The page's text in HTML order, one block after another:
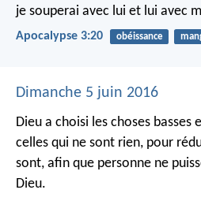
je souperai avec lui et lui avec
Apocalypse 3:20 obéissance
Dimanche 5 juin 2016
Dieu a choisi les choses basses
celles qui ne sont rien, pour
sont, afin que personne ne
Dieu.